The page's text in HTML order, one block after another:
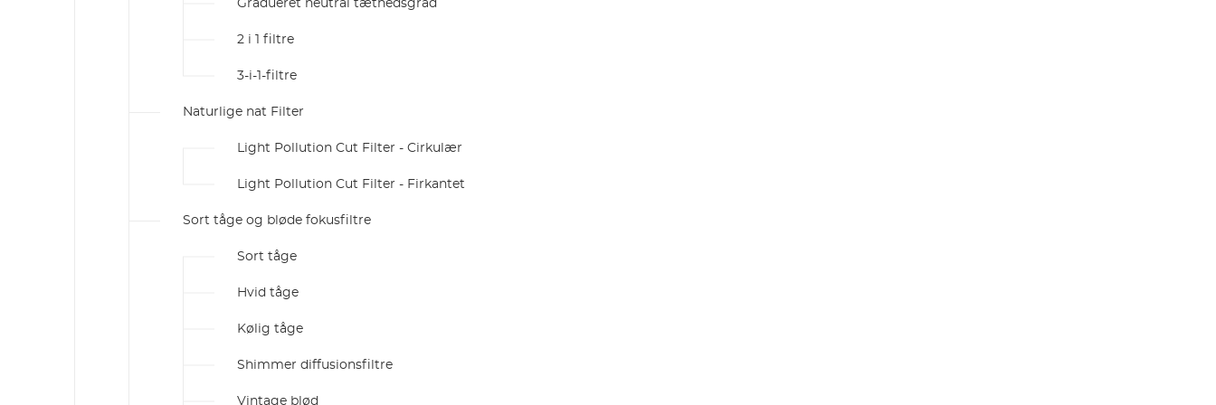
Gradueret neutral tæthedsgrad
2 i 1 filtre
3-i-1-filtre
Naturlige nat Filter
Light Pollution Cut Filter - Cirkulær
Light Pollution Cut Filter - Firkantet
Sort tåge og bløde fokusfiltre
Sort tåge
Hvid tåge
Kølig tåge
Shimmer diffusionsfiltre
Vintage blød